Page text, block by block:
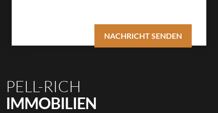
PELL-RICH
IMMOBILIEN